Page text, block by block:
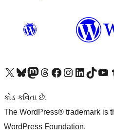
અમારા X (અગાઉ ટ્વિટર) એકાઉન્ટની મુલાકાત લોઅમારા Bluesky એકાઉન્ટની મુલાકાત લોઅમારા માસ્ટોડોન એકાઉન્ટની મુલાકાત લોઅમારા Threads એકાઉન્ટની મુલાકાત લો અમારા ફેસબુક પેજની મુલાકાત લોઅમારા ઇન્સ્ટાગ્રામ એકાઉન્ટની મુલાકાત લો અમારા LinkedIn એકાઉન્ટની મુલાકાત લોઅમારા TikTok એકાઉન્ટની મુલાકાત લોઅમારી YouTube ચેનલની મુલાકાત લો અમારા
કોડ કવિતા છે.
The WordPress® trademark is
WordPress Foundation.